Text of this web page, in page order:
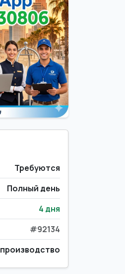
Требуются
Полный день
4 дня
#92134
производство